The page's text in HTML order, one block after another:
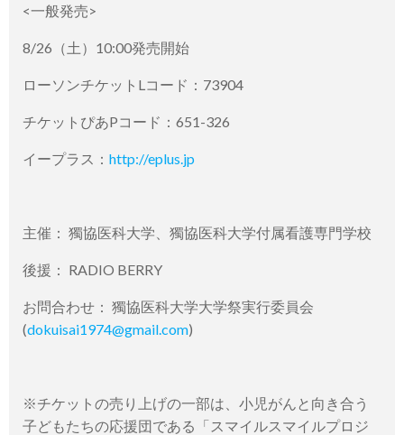
<一般発売>
8/26（土）10:00発売開始
ローソンチケットLコード：73904
チケットぴあPコード：651-326
イープラス： http://eplus.jp
主催： 獨協医科大学、獨協医科大学付属看護専門学校
後援： RADIO BERRY
お問合わせ： 獨協医科大学大学祭実行委員会
(dokuisai1974@gmail.com)
※チケットの売り上げの一部は、小児がんと向き合う
子どもたちの応援団である「スマイルスマイルプロジ